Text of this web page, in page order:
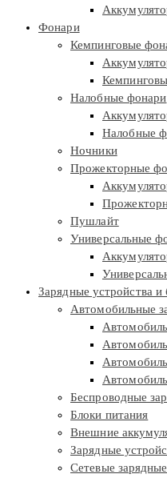
Фонари
Кемпинговые
Налобные фонари
Налобные
Ночники
Прожекторные
Пушлайт
Универсальные
Зарядные устройства и
Автомобильные
Беспроводные
Блоки питания
Внешние
Зарядные
Сетевые